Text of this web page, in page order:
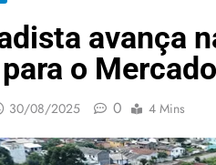
avança
o
30/08/2025 0 4 Mins